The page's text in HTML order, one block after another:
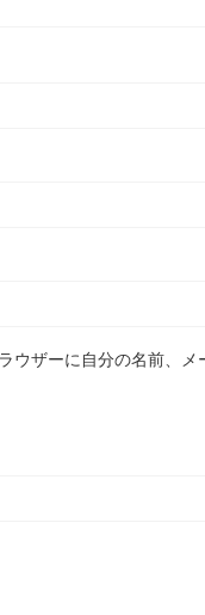
ウザーに自分の名前、メ